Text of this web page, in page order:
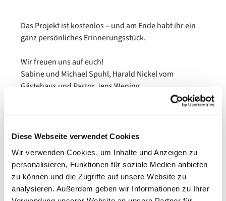
Diese Webseite verwendet Cookies
Wir verwenden Cookies, um Inhalte und Anzeigen zu
personalisieren, Funktionen für soziale Medien anbieten
zu können und die Zugriffe auf unsere Website zu
analysieren. Außerdem geben wir Informationen zu Ihrer
Das Projekt ist kostenlos – und am Ende habt ihr ein
ganz persönliches Erinnerungsstück.
Wir freuen uns auf euch!
Sabine und Michael Spuhl, Harald Nickel vom
Gästehaus und Pastor Jens Wening